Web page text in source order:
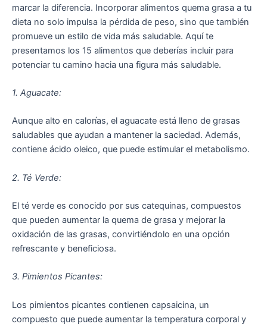
marcar la diferencia. Incorporar alimentos quema grasa a tu
dieta no solo impulsa la pérdida de peso, sino que también
promueve un estilo de vida más saludable. Aquí te
presentamos los 15 alimentos que deberías incluir para
potenciar tu camino hacia una figura más saludable.
1. Aguacate:
Aunque alto en calorías, el aguacate está lleno de grasas
saludables que ayudan a mantener la saciedad. Además,
contiene ácido oleico, que puede estimular el metabolismo.
2. Té Verde:
El té verde es conocido por sus catequinas, compuestos
que pueden aumentar la quema de grasa y mejorar la
oxidación de las grasas, convirtiéndolo en una opción
refrescante y beneficiosa.
3. Pimientos Picantes:
Los pimientos picantes contienen capsaicina, un
compuesto que puede aumentar la temperatura corporal y